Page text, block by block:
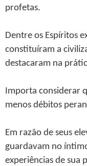
profetas.
Dentre os Espíritos
constituíram a
destacaram na
Importa considerar
menos débitos
Em razão de seus
guardavam no
experiências de sua